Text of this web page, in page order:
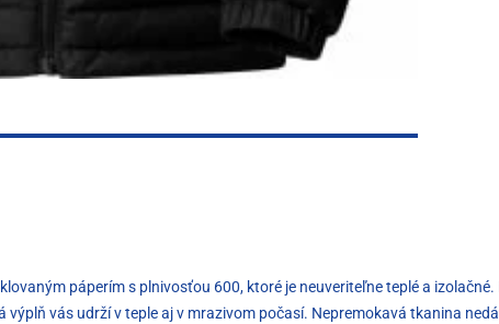
páperím s plnivosťou 600, ktoré je neuveriteľne teplé a
vás udrží v teple aj v mrazivom počasí. Nepremokavá tkanina